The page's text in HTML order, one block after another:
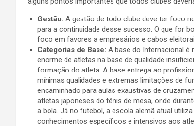
Gestão: A gestão de todo clube deve ter foco
para a continuidade desse sucesso. O que for
foco em favores a empresários e cabos
Categorias de Base: A base do Internacional é
enorme de atletas na base de qualidade
formação do atleta. A base entrega ao
mínimas qualidades e extremas limitações de
encaminhado para aulas exaustivas de
atletas japoneses do tênis de mesa, onde
a bola. Já no futebol, a escola alemã atual
conhecimentos específicos e intensivos aos